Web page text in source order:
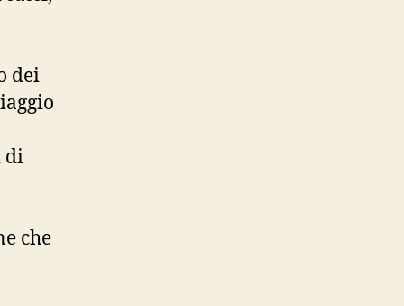
dei
di
che